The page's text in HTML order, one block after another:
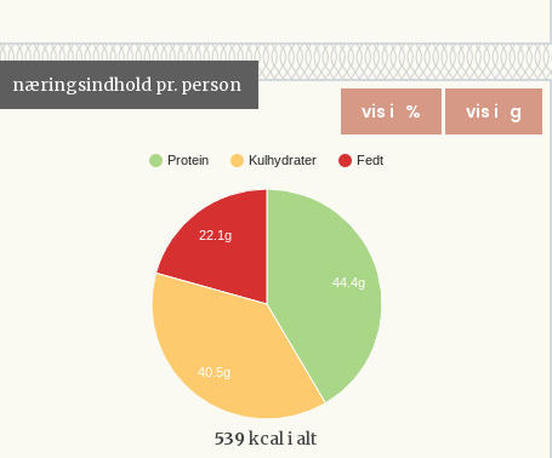
næringsindhold pr. person
vis i % vis i g
Protein Kulhydrater Fedt
44.4g
22.1g
40.5g
539kcal i alt